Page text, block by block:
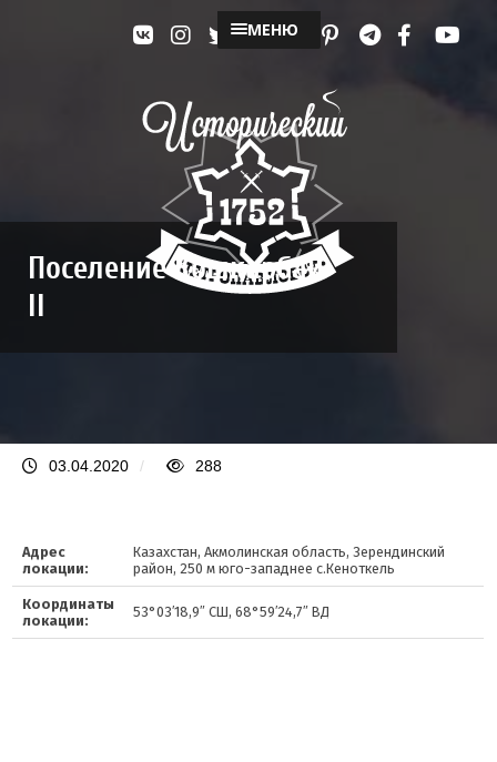
МЕНЮ
Поселение Кошкарбай
II
03.04.2020 / 288
Адрес
локации:
Казахстан, Акмолинская область, Зерендинский
район, 250 м юго-западнее с.Кеноткель
Координаты
локации:
53°03′18,9″ СШ, 68°59′24,7″ ВД